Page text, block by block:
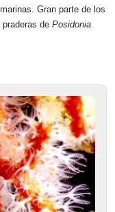
Gran parte de los
de Posidonia